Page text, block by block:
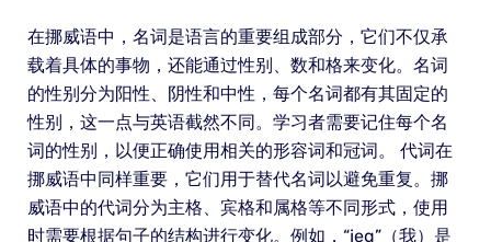
在挪威语中，名词是语言的重要组成部分，它们不仅承
载着具体的事物，还能通过性别、数和格来变化。名词
的性别分为阳性、阴性和中性，每个名词都有其固定的
性别，这一点与英语截然不同。学习者需要记住每个名
词的性别，以便正确使用相关的形容词和冠词。 代词在
挪威语中同样重要，它们用于替代名词以避免重复。挪
威语中的代词分为主格、宾格和属格等不同形式，使用
时需要根据句子的结构进行变化。例如，“jeg”（我）是